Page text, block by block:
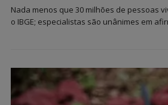
Nada menos que 30 milhões de pessoas
o IBGE; especialistas são unânimes em